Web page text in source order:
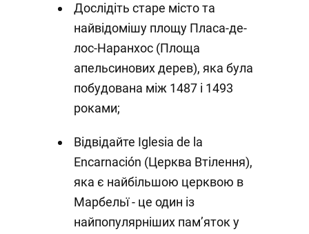
Дослідіть старе місто та
найвідомішу площу Пласа-де-
лос-Наранхос (Площа
апельсинових дерев), яка була
побудована між 1487 і 1493
роками;
Відвідайте Iglesia de la
Encarnación (Церква Втілення),
яка є найбільшою церквою в
Марбельї - це один із
найпопулярніших пам’яток у